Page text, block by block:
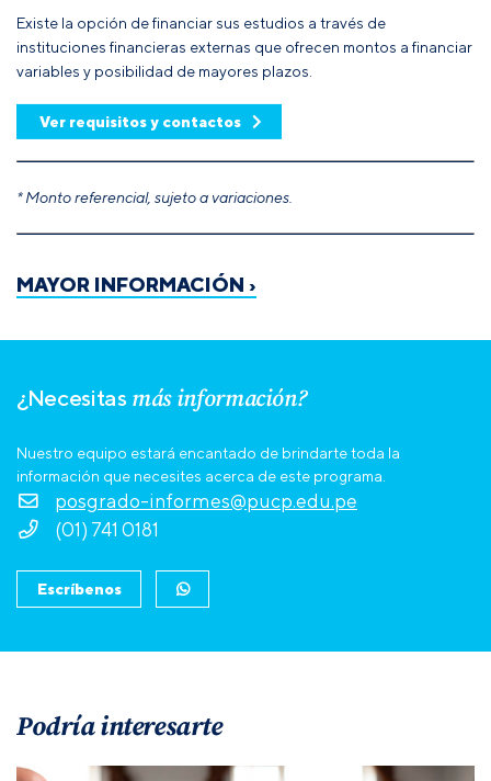
Existe la opción de financiar sus estudios a través de
instituciones financieras externas que ofrecen montos a financiar
variables y posibilidad de mayores plazos.
Ver requisitos y contactos
* Monto referencial, sujeto a variaciones.
MAYOR INFORMACIÓN ›
¿Necesitas más información?
Nuestro equipo estará encantado de brindarte toda la
información que necesites acerca de este programa.
posgrado-informes@pucp.edu.pe
(01) 741 0181
Escríbenos
Podría interesarte